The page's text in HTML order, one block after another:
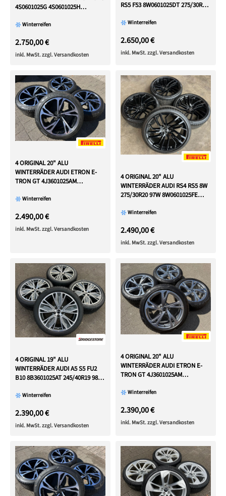
4S0601025G 4S0601025H
Winterreifen
2.750,00 €
inkl. MwSt. zzgl. Versandkosten
RS5 F53 8W0601025DT 275/30R20
Winterreifen
2.650,00 €
inkl. MwSt. zzgl. Versandkosten
4 ORIGINAL 20" ALU
WINTERRÄDER AUDI ETRON E-
TRON GT 4J3601025AM
Winterreifen
2.490,00 €
inkl. MwSt. zzgl. Versandkosten
4 ORIGINAL 20" ALU
WINTERRÄDER AUDI RS4 RS5 8W
275/30R20 97W 8W0601025FE
Winterreifen
2.490,00 €
inkl. MwSt. zzgl. Versandkosten
4 ORIGINAL 19" ALU
WINTERRÄDER AUDI A5 S5 FU2
B10 8B3601025AT 245/40R19 98H
Winterreifen
2.390,00 €
inkl. MwSt. zzgl. Versandkosten
4 ORIGINAL 20" ALU
WINTERRÄDER AUDI ETRON E-
TRON GT 4J3601025AM
Winterreifen
2.390,00 €
inkl. MwSt. zzgl. Versandkosten